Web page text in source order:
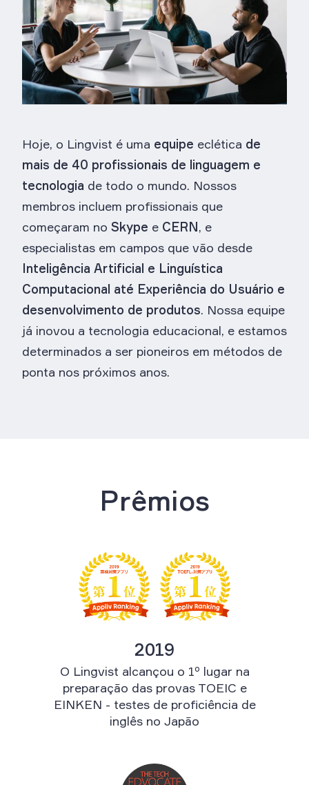
Hoje, o Lingvist é uma equipe eclética de
mais de 40 profissionais de linguagem e
tecnologia de todo o mundo. Nossos
membros incluem profissionais que
começaram no Skype e CERN, e
especialistas em campos que vão desde
Inteligência Artificial e Linguística
Computacional até Experiência do Usuário e
desenvolvimento de produtos. Nossa equipe
já inovou a tecnologia educacional, e estamos
determinados a ser pioneiros em métodos de
ponta nos próximos anos.
Prêmios
2019
O Lingvist alcançou o 1º lugar na
preparação das provas TOEIC e
EINKEN - testes de proficiência de
inglês no Japão